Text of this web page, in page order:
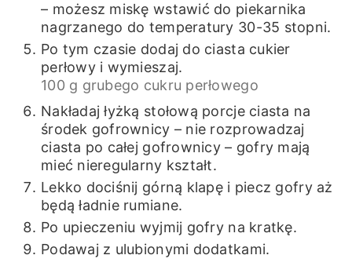
– możesz miskę wstawić do piekarnika
nagrzanego do temperatury 30-35 stopni.
Po tym czasie dodaj do ciasta cukier
perłowy i wymieszaj.
100 g grubego cukru perłowego
Nakładaj łyżką stołową porcje ciasta na
środek gofrownicy – nie rozprowadzaj
ciasta po całej gofrownicy – gofry mają
mieć nieregularny kształt.
Lekko dociśnij górną klapę i piecz gofry aż
będą ładnie rumiane.
Po upieczeniu wyjmij gofry na kratkę.
Podawaj z ulubionymi dodatkami.